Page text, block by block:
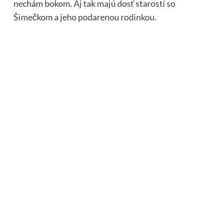
nechám bokom. Aj tak majú dosť starostí so
Šimečkom a jeho podarenou rodinkou.